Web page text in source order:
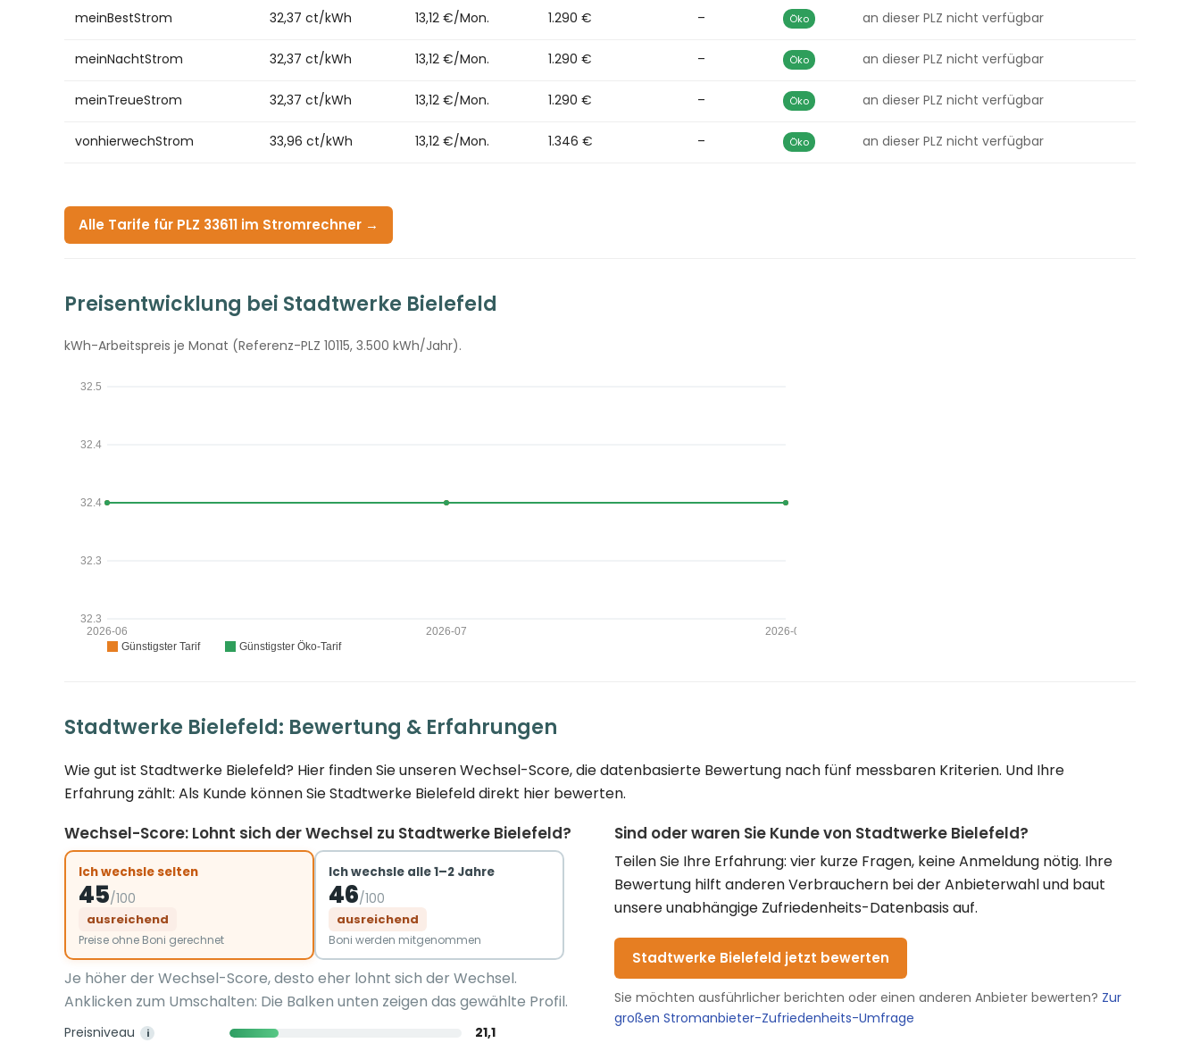
meinBestStrom 32,37 ct/kWh 13,12 €/Mon. 1.290 € – Öko an dieser PLZ nicht verfügbar
meinNachtStrom 32,37 ct/kWh 13,12 €/Mon. 1.290 € – Öko an dieser PLZ nicht verfügbar
meinTreueStrom 32,37 ct/kWh 13,12 €/Mon. 1.290 € – Öko an dieser PLZ nicht verfügbar
vonhierwechStrom 33,96 ct/kWh 13,12 €/Mon. 1.346 € – Öko an dieser PLZ nicht verfügbar
Alle Tarife für PLZ 33611 im Stromrechner →
Preisentwicklung bei Stadtwerke Bielefeld
kWh-Arbeitspreis je Monat (Referenz-PLZ 10115, 3.500 kWh/Jahr).
Stadtwerke Bielefeld: Bewertung & Erfahrungen
Wie gut ist Stadtwerke Bielefeld? Hier finden Sie unseren Wechsel-Score, die datenbasierte Bewertung nach fünf messbaren Kriterien. Und Ihre
Erfahrung zählt: Als Kunde können Sie Stadtwerke Bielefeld direkt hier bewerten.
Wechsel-Score: Lohnt sich der Wechsel zu Stadtwerke Bielefeld?
Ich wechsle selten
45/100
ausreichend
Preise ohne Boni gerechnet
Ich wechsle alle 1–2 Jahre
46/100
ausreichend
Boni werden mitgenommen
Je höher der Wechsel-Score, desto eher lohnt sich der Wechsel.
Anklicken zum Umschalten: Die Balken unten zeigen das gewählte Profil.
Preisniveau i
21,1
Sind oder waren Sie Kunde von Stadtwerke Bielefeld?
Teilen Sie Ihre Erfahrung: vier kurze Fragen, keine Anmeldung nötig. Ihre
Bewertung hilft anderen Verbrauchern bei der Anbieterwahl und baut
unsere unabhängige Zufriedenheits-Datenbasis auf.
Stadtwerke Bielefeld jetzt bewerten
Sie möchten ausführlicher berichten oder einen anderen Anbieter bewerten? Zur
großen Stromanbieter-Zufriedenheits-Umfrage